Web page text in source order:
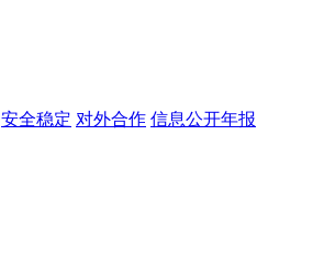
安全稳定 对外合作 信息公开年报